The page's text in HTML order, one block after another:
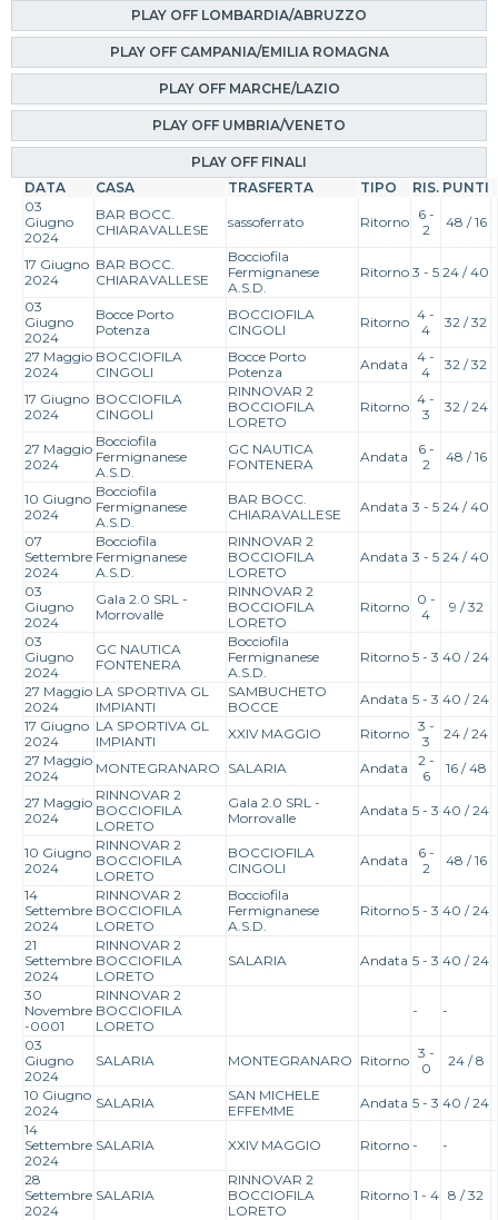
PLAY OFF LOMBARDIA/ABRUZZO
PLAY OFF CAMPANIA/EMILIA ROMAGNA
PLAY OFF MARCHE/LAZIO
PLAY OFF UMBRIA/VENETO
PLAY OFF FINALI
DATA
CASA TRASFERTA TIPO RIS. PUNTI
03
Giugno
2024
BAR BOCC.
CHIARAVALLESE
sassoferrato Ritorno 6 -
2
48 / 16
17 Giugno
2024
BAR BOCC.
CHIARAVALLESE
Bocciofila
Fermignanese
A.S.D.
Ritorno 3 - 5 24 / 40
03
Giugno
2024
Bocce Porto
Potenza
BOCCIOFILA
CINGOLI
Ritorno 4 -
4
32 / 32
27 Maggio
2024
BOCCIOFILA
CINGOLI
Bocce Porto
Potenza
Andata 4 -
4
32 / 32
17 Giugno
2024
BOCCIOFILA
CINGOLI
RINNOVAR 2
BOCCIOFILA
LORETO
Ritorno 4 -
3
32 / 24
27 Maggio
2024
Bocciofila
Fermignanese
A.S.D.
GC NAUTICA
FONTENERA
Andata
6 -
2
48 / 16
10 Giugno
2024
Bocciofila
Fermignanese
A.S.D.
BAR BOCC.
CHIARAVALLESE
Andata 3 - 5 24 / 40
07
Settembre
2024
Bocciofila
Fermignanese
A.S.D.
RINNOVAR 2
BOCCIOFILA
LORETO
Andata 3 - 5 24 / 40
03
Giugno
2024
Gala 2.0 SRL -
Morrovalle
RINNOVAR 2
BOCCIOFILA
LORETO
Ritorno 0 -
4
9 / 32
03
Giugno
2024
GC NAUTICA
FONTENERA
Bocciofila
Fermignanese
A.S.D.
Ritorno 5 - 3 40 / 24
27 Maggio
2024
LA SPORTIVA GL
IMPIANTI
SAMBUCHETO
BOCCE
Andata 5 - 3 40 / 24
17 Giugno
2024
LA SPORTIVA GL
IMPIANTI
XXIV MAGGIO Ritorno 3 -
3
24 / 24
27 Maggio
2024
MONTEGRANARO SALARIA Andata
2 -
6
16 / 48
27 Maggio
2024
RINNOVAR 2
BOCCIOFILA
LORETO
Gala 2.0 SRL -
Morrovalle
Andata 5 - 3 40 / 24
10 Giugno
2024
RINNOVAR 2
BOCCIOFILA
LORETO
BOCCIOFILA
CINGOLI
Andata
6 -
2
48 / 16
14
Settembre
2024
RINNOVAR 2
BOCCIOFILA
LORETO
Bocciofila
Fermignanese
A.S.D.
Ritorno 5 - 3 40 / 24
21
Settembre
2024
RINNOVAR 2
BOCCIOFILA
LORETO
SALARIA Andata 5 - 3 40 / 24
30
Novembre
-0001
RINNOVAR 2
BOCCIOFILA
LORETO
- -
03
Giugno
2024
SALARIA MONTEGRANARO Ritorno 3 -
0
24 / 8
10 Giugno
2024
SALARIA
SAN MICHELE
EFFEMME
Andata 5 - 3 40 / 24
14
Settembre
2024
SALARIA XXIV MAGGIO Ritorno - -
28
Settembre
2024
SALARIA
RINNOVAR 2
BOCCIOFILA
LORETO
Ritorno 1 - 4 8 / 32